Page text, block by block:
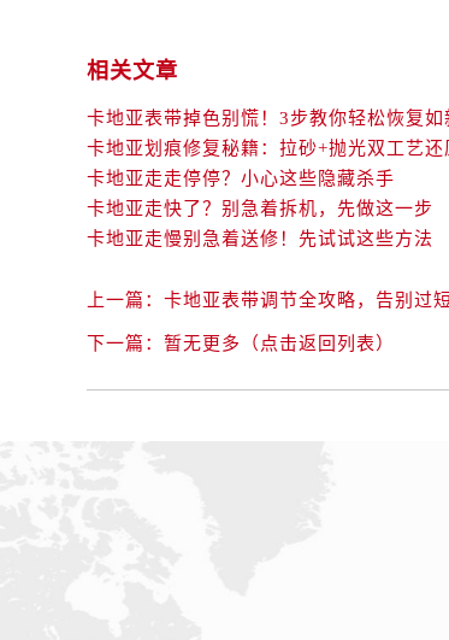
相关文章
卡地亚表带掉色别慌！3步教你轻松恢复如
卡地亚划痕修复秘籍：拉砂+抛光双工艺还
卡地亚走走停停？小心这些隐藏杀手
卡地亚走快了？别急着拆机，先做这一步
卡地亚走慢别急着送修！先试试这些方法
上一篇： 卡地亚表带调节全攻略，告别过
下一篇： 暂无更多（点击返回列表）